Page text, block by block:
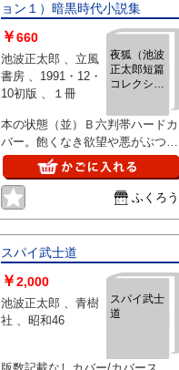
ョン１）暗黒時代小説集
夜狐（池波
正太郎短篇
コレクショ
時代小説集
￥660
池波正太郎 、立風
書房 、1991・12・
10初版 、１冊
本の状態（並）Ｂ六判帯ハードカ
バー。飽くなき欲望や悪がぶつか
り合う江戸の暗黒街。そこにも人
間の哀歓が・・
ふくろう
スパイ武士道
スパイ武士
道
￥2,000
池波正太郎 、青樹
社 、昭和46